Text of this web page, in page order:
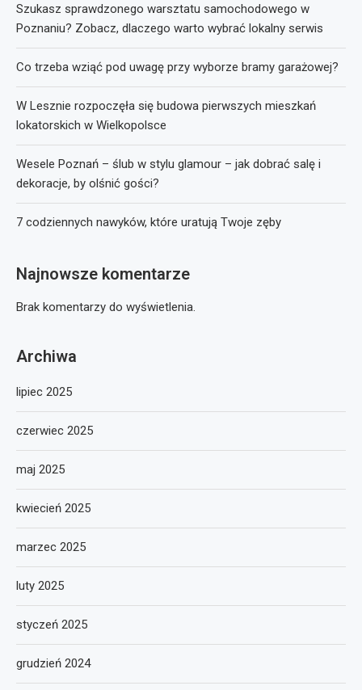
Szukasz sprawdzonego warsztatu samochodowego w
Poznaniu? Zobacz, dlaczego warto wybrać lokalny serwis
Co trzeba wziąć pod uwagę przy wyborze bramy garażowej?
W Lesznie rozpoczęła się budowa pierwszych mieszkań
lokatorskich w Wielkopolsce
Wesele Poznań – ślub w stylu glamour – jak dobrać salę i
dekoracje, by olśnić gości?
7 codziennych nawyków, które uratują Twoje zęby
Najnowsze komentarze
Brak komentarzy do wyświetlenia.
Archiwa
lipiec 2025
czerwiec 2025
maj 2025
kwiecień 2025
marzec 2025
luty 2025
styczeń 2025
grudzień 2024